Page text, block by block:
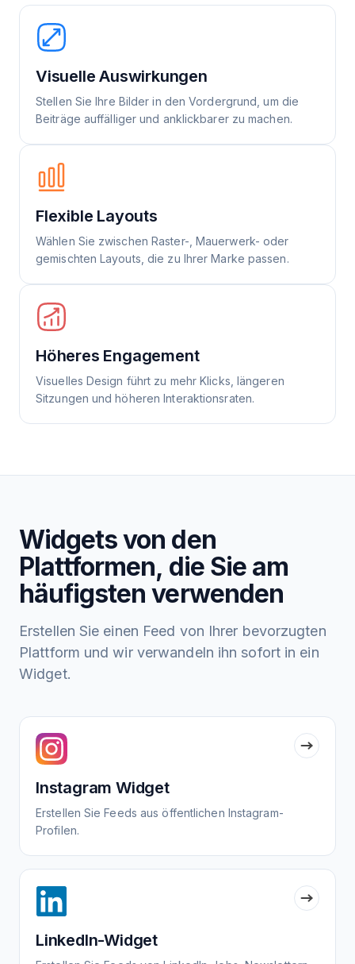
Visuelle Auswirkungen
Stellen Sie Ihre Bilder in den Vordergrund, um die
Beiträge auffälliger und anklickbarer zu machen.
Flexible Layouts
Wählen Sie zwischen Raster-, Mauerwerk- oder
gemischten Layouts, die zu Ihrer Marke passen.
Höheres Engagement
Visuelles Design führt zu mehr Klicks, längeren
Sitzungen und höheren Interaktionsraten.
Widgets von den
Plattformen, die Sie am
häufigsten verwenden
Erstellen Sie einen Feed von Ihrer bevorzugten
Plattform und wir verwandeln ihn sofort in ein
Widget.
Instagram Widget
Erstellen Sie Feeds aus öffentlichen Instagram-
Profilen.
LinkedIn-Widget